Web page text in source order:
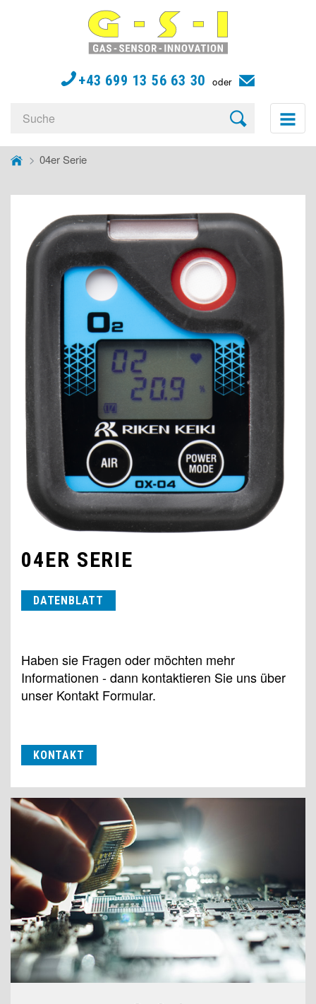
G-
S-
I
Gas
Innovation
+43 699 13 56 63 30 oder
04er Serie
04ER SERIE
DATENBLATT
Haben sie Fragen oder möchten mehr
Informationen - dann kontaktieren Sie uns über
unser Kontakt Formular.
KONTAKT